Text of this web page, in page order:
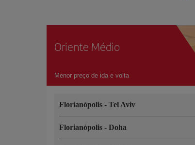
Oriente Médio
Menor preço de ida e volta
Florianópolis - Tel Aviv
Florianópolis - Doha